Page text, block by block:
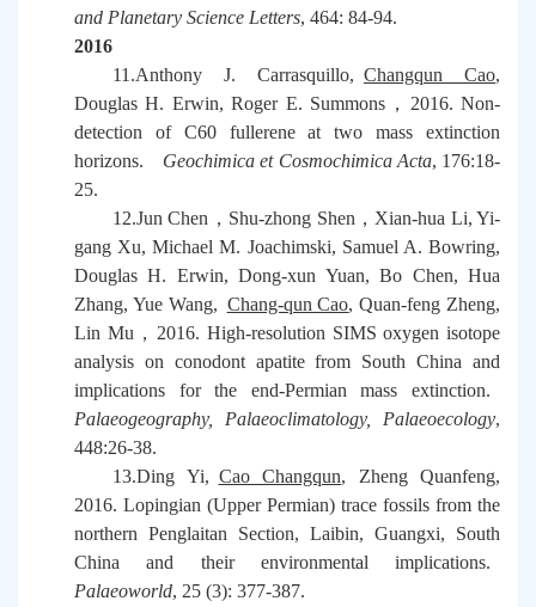
and Planetary Science Letters, 464: 84-94.
2016
11.Anthony J. Carrasquillo, Changqun Cao,
Douglas H. Erwin, Roger E. Summons， 2016. Non-
detection of C60 fullerene at two mass extinction
horizons. Geochimica et Cosmochimica Acta, 176:18-
25.
12.Jun Chen ， Shu-zhong Shen ， Xian-hua Li, Yi-
gang Xu, Michael M. Joachimski, Samuel A. Bowring,
Douglas H. Erwin, Dong-xun Yuan, Bo Chen, Hua
Zhang, Yue Wang, Chang-qun Cao, Quan-feng Zheng,
Lin Mu ， 2016. High-resolution SIMS oxygen isotope
analysis on conodont apatite from South China and
implications for the end-Permian mass extinction.
Palaeogeography, Palaeoclimatology, Palaeoecology,
448:26-38.
13.Ding Yi, Cao Changqun, Zheng Quanfeng,
2016. Lopingian (Upper Permian) trace fossils from the
northern Penglaitan Section, Laibin, Guangxi, South
China and their environmental implications.
Palaeoworld, 25 (3): 377-387.